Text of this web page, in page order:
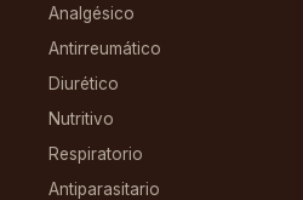
Analgésico
Antirreumático
Diurético
Nutritivo
Respiratorio
Antiparasitario